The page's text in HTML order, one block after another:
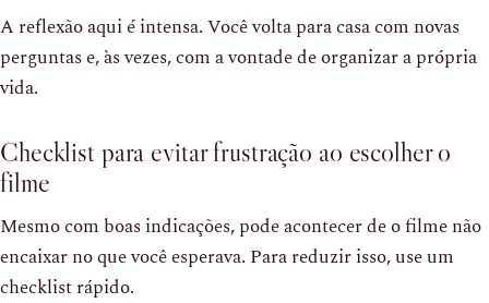
A reflexão aqui é intensa. Você volta para casa com novas
perguntas e, às vezes, com a vontade de organizar a própria
vida.
Checklist para evitar frustração ao escolher o
filme
Mesmo com boas indicações, pode acontecer de o filme não
encaixar no que você esperava. Para reduzir isso, use um
checklist rápido.